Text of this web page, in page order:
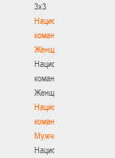
3х3
Национальная
команда.
Женщины
Национальная
команда.
Женщины
Национальная
команда.
Мужчины
Национальная